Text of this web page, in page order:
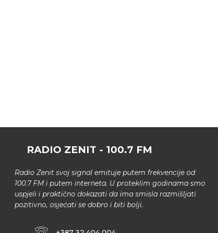
RADIO ZENIT - 100.7 FM
Radio Zenit svoj signal emituje putem frekvencije od
100.7 FM i putem interneta. U proteklim godinama smo
uspjeli i praktično dokazati da ima smisla razmišljati
pozitivno, osjećati se dobro i biti bolji.